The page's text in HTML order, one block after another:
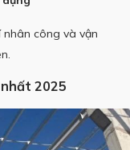
nhân công và vận
2025